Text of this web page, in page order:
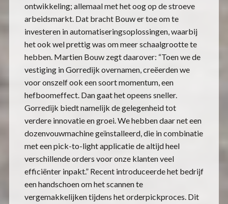
ontwikkeling; allemaal met het oog op de stroeve
arbeidsmarkt. Dat bracht Bouw er toe om te
investeren in automatiseringsoplossingen, waarbij
het ook wel prettig was om meer schaalgrootte te
hebben. Martien Bouw zegt daarover: “Toen we de
vestiging in Gorredijk overnamen, creëerden we
voor onszelf ook een soort momentum, een
hefboomeffect. Dan gaat het opeens sneller.
Gorredijk biedt namelijk de gelegenheid tot
verdere innovatie en groei. We hebben daar net een
dozenvouwmachine geïnstalleerd, die in combinatie
met een pick-to-light applicatie de altijd heel
verschillende orders voor onze klanten veel
efficiënter inpakt.” Recent introduceerde het bedrijf
een handschoen om het scannen te
vergemakkelijken tijdens het orderpickproces. Dit